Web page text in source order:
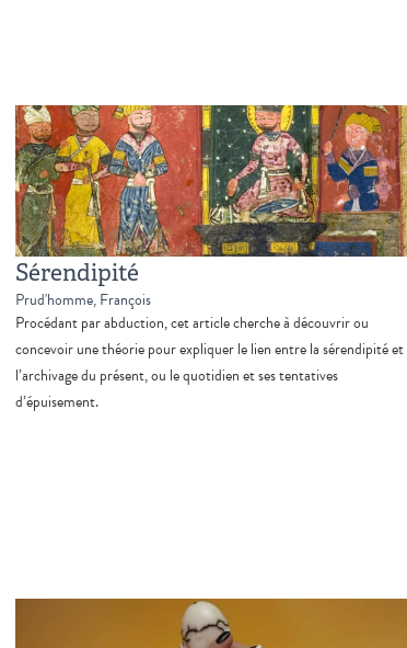
Sérendipité
Prud'homme, François
Procédant par abduction, cet article cherche à découvrir ou
concevoir une théorie pour expliquer le lien entre la sérendipité et
l’archivage du présent, ou le quotidien et ses tentatives
d’épuisement.